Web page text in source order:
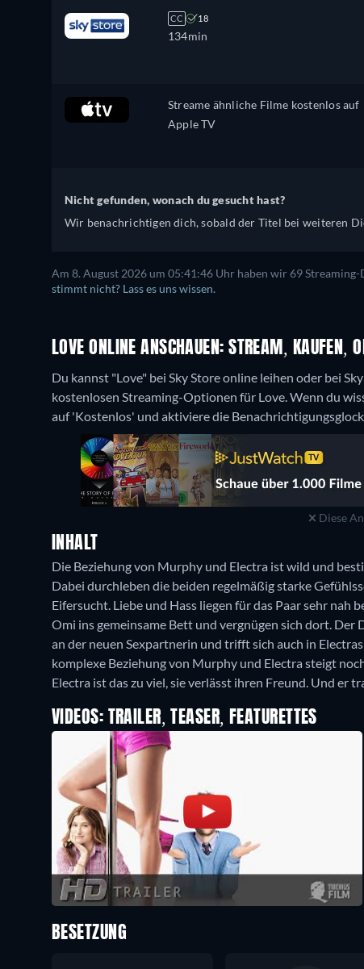
CC 18
134min
Streame ähnliche Filme kostenlos auf
Apple TV
Nicht gefunden, wonach du gesucht hast?
Wir benachrichtigen dich, sobald der Titel bei weiteren
Am 8. August 2026 um 05:41:46 Uhr haben wir 69
stimmt nicht? Lass es uns wissen.
LOVE ONLINE ANSCHAUEN: STREAM, KAUFEN,
Du kannst "Love" bei Sky Store online leihen oder bei
kostenlosen Streaming-Optionen für Love. Wenn du
auf 'Kostenlos' und aktiviere die
Diese
INHALT
Die Beziehung von Murphy und Electra ist wild und
Dabei durchleben die beiden regelmäßig starke
Eifersucht. Liebe und Hass liegen für das Paar sehr nah
Omi ins gemeinsame Bett und vergnügen sich dort.
an der neuen Sexpartnerin und trifft sich auch in
komplexe Beziehung von Murphy und Electra steigt
Electra ist das zu viel, sie verlässt ihren Freund. Und er
VIDEOS: TRAILER, TEASER, FEATURETTES
BESETZUNG